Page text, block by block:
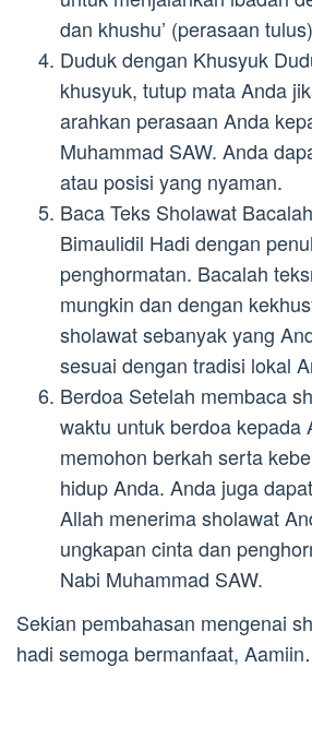
dan khushu’ (perasaan
Duduk dengan Khusyuk
khusyuk, tutup mata Anda
arahkan perasaan Anda
Muhammad SAW. Anda
atau posisi yang nyaman.
Baca Teks Sholawat
Bimaulidil Hadi dengan
penghormatan. Bacalah
mungkin dan dengan
sholawat sebanyak yang
sesuai dengan tradisi lokal
Berdoa Setelah membaca
waktu untuk berdoa kepada
memohon berkah serta
hidup Anda. Anda juga
Allah menerima sholawat
ungkapan cinta dan
Nabi Muhammad SAW.
Sekian pembahasan mengenai
hadi semoga bermanfaat,